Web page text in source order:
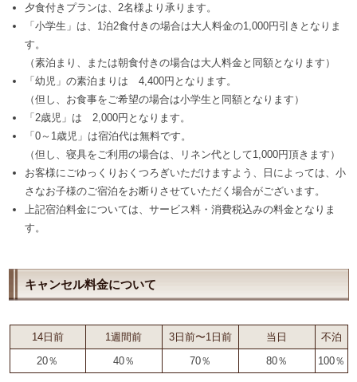
夕食付きプランは、2名様より承ります。
「小学生」は、1泊2食付きの場合は大人料金の1,000円引きとなりま
す。
（素泊まり、または朝食付きの場合は大人料金と同額となります）
「幼児」の素泊まりは 4,400円となります。
（但し、お食事をご希望の場合は小学生と同額となります）
「2歳児」は 2,000円となります。
「0～1歳児」は宿泊代は無料です。
（但し、寝具をご利用の場合は、リネン代として1,000円頂きます）
お客様にごゆっくりおくつろぎいただけますよう、日によっては、小
さなお子様のご宿泊をお断りさせていただく場合がございます。
上記宿泊料金については、サービス料・消費税込みの料金となりま
す。
キャンセル料金について
14日前 1週間前 3日前〜1日前 当日
不泊
20％
40％ 70％ 80％ 100％